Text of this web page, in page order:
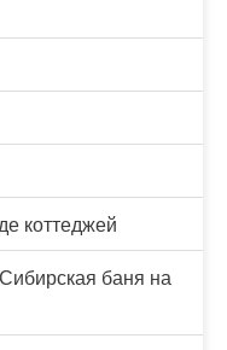
коттеджей
баня на